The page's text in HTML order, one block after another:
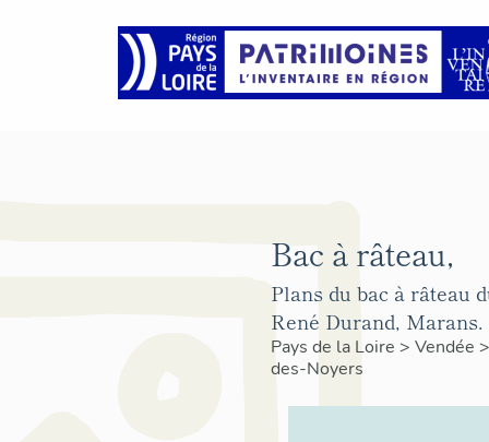
Bac à râteau,
Plans du bac à râteau
René Durand, Marans.
Pays de la Loire > Vendée
des-Noyers